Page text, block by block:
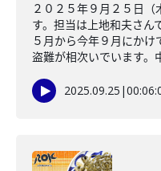
２０２５年９月２５日
す。担当は上地和夫さん
５月から今年９月にか
盗難が相次いでいます。
2025.09.25 |